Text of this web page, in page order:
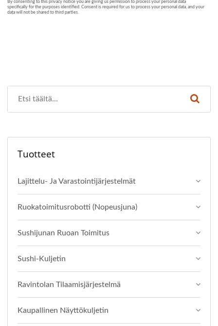
Tuotteet
Lajittelu- Ja Varastointijärjestelmät
Ruokatoimitusrobotti (Nopeusjuna)
Sushijunan Ruoan Toimitus
Sushi-Kuljetin
Ravintolan Tilaamisjärjestelmä
Kaupallinen Näyttökuljetin